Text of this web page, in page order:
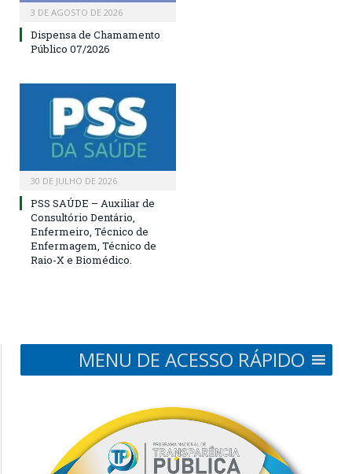
3 DE AGOSTO DE 2026
Dispensa de Chamamento
Público 07/2026
30 DE JULHO DE 2026
PSS SAÚDE – Auxiliar de
Consultório Dentário,
Enfermeiro, Técnico de
Enfermagem, Técnico de
Raio-X e Biomédico.
MENU DE ACESSO RÁPIDO